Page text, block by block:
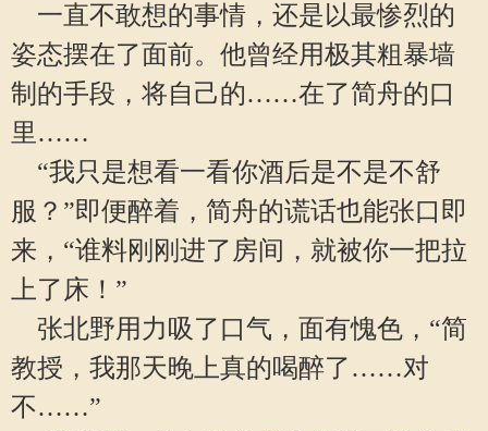
一直不敢想的事情，还是以最惨烈的
姿态摆在了面前。他曾经用极其粗暴墙
制的手段，将自己的……在了简舟的口
里……
“我只是想看一看你酒后是不是不舒
服？”即便醉着，简舟的谎话也能张口即
来，“谁料刚刚进了房间，就被你一把拉
上了床！”
张北野用力吸了口气，面有愧色，“简
教授，我那天晚上真的喝醉了……对
不……”